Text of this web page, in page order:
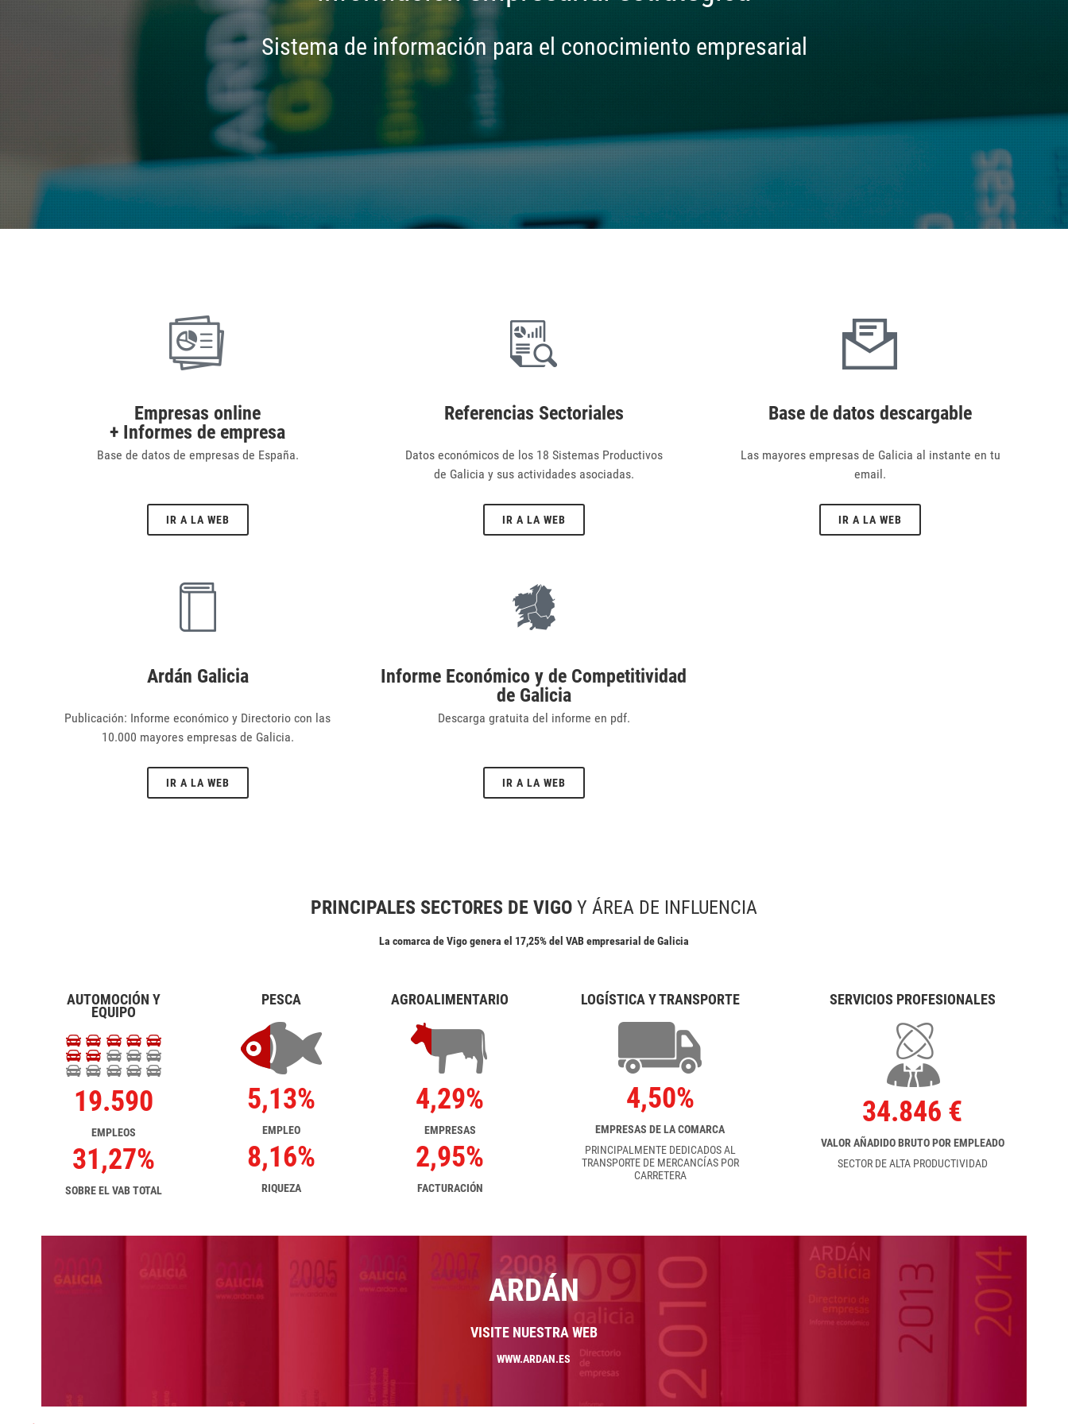
Sistema de información para el conocimiento empresarial
Empresas online
+ Informes de empresa
Base de datos de empresas de España.
IR A LA WEB
Referencias Sectoriales
Datos económicos de los 18 Sistemas Productivos
de Galicia y sus actividades asociadas.
IR A LA WEB
Base de datos descargable
Las mayores empresas de Galicia al instante en tu
email.
IR A LA WEB
Ardán Galicia
Publicación: Informe económico y Directorio con las
10.000 mayores empresas de Galicia.
IR A LA WEB
Informe Económico y de Competitividad
de Galicia
Descarga gratuita del informe en pdf.
IR A LA WEB
PRINCIPALES SECTORES DE VIGO Y ÁREA DE INFLUENCIA
La comarca de Vigo genera el 17,25% del VAB empresarial de Galicia
AUTOMOCIÓN Y
EQUIPO
19.590
EMPLEOS
31,27%
SOBRE EL VAB TOTAL
PESCA
5,13%
EMPLEO
8,16%
RIQUEZA
AGROALIMENTARIO
4,29%
EMPRESAS
2,95%
FACTURACIÓN
LOGÍSTICA Y TRANSPORTE
4,50%
EMPRESAS DE LA COMARCA
PRINCIPALMENTE DEDICADOS AL
TRANSPORTE DE MERCANCÍAS POR
CARRETERA
SERVICIOS PROFESIONALES
34.846 €
VALOR AÑADIDO BRUTO POR EMPLEADO
SECTOR DE ALTA PRODUCTIVIDAD
ARDÁN
VISITE NUESTRA WEB
WWW.ARDAN.ES